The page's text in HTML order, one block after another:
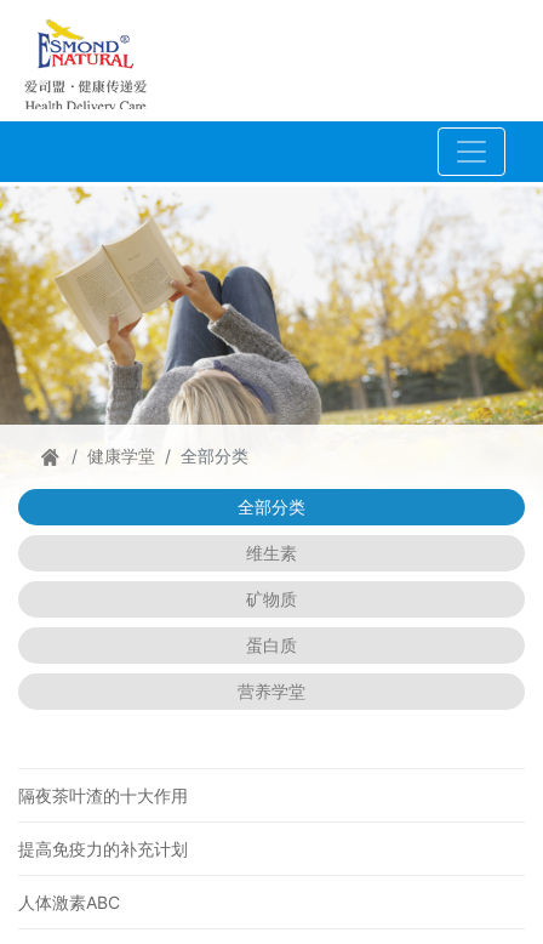
健康学堂 全部分类
全部分类
维生素
矿物质
蛋白质
营养学堂
隔夜茶叶渣的十大作用
提高免疫力的补充计划
人体激素ABC